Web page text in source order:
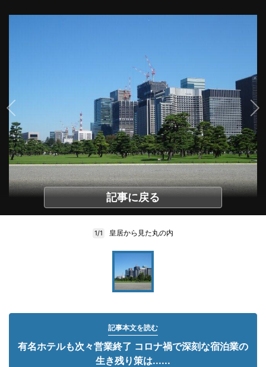
記事に戻る
1/1 皇居から見た丸の内
記事本文を読む
有名ホテルも次々営業終了 コロナ禍で深刻な宿泊業の
生き残り策は......